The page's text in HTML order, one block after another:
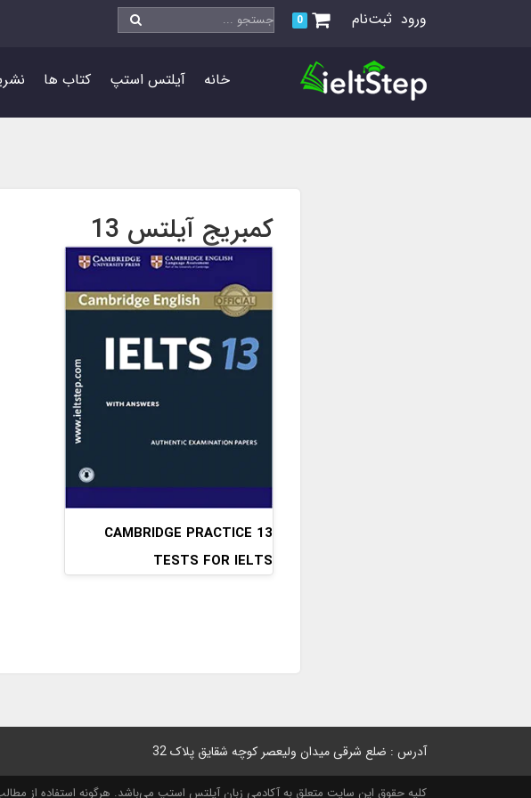
ورود ثبت‌نام 0
خانه آیلتس استپ کتاب ها
کمبریج آیلتس 13
13 CAMBRIDGE PRACTICE
TESTS FOR IELTS
آدرس : ضلع شرقی میدان ولیعصر کوچه شقایق پلاک 32
کلیه حقوق این سایت متعلق به آکادمی زبان آیلتس استپ می‌باشد. هرگونه استفاده از